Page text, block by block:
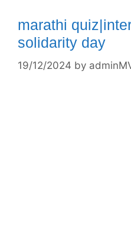
marathi
solidarity day
19/12/2024 by